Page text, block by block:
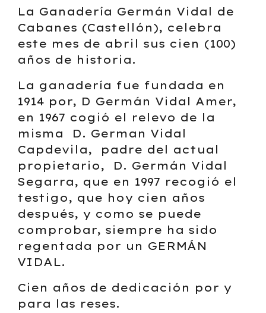
La Ganadería Germán Vidal de
Cabanes (Castellón), celebra
este mes de abril sus cien (100)
años de historia.
La ganadería fue fundada en
1914 por, D Germán Vidal Amer,
en 1967 cogió el relevo de la
misma D. German Vidal
Capdevila, padre del actual
propietario, D. Germán Vidal
Segarra, que en 1997 recogió el
testigo, que hoy cien años
después, y como se puede
comprobar, siempre ha sido
regentada por un GERMÁN
VIDAL.
Cien años de dedicación por y
para las reses.